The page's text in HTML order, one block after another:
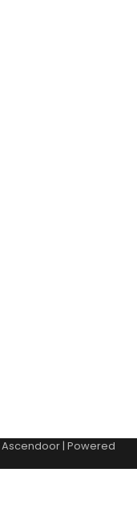
Ascendoor | Powered